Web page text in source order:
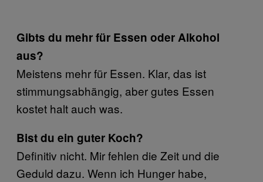
Gibts du mehr für Essen oder Alkohol
aus?
Meistens mehr für Essen. Klar, das ist
stimmungsabhängig, aber gutes Essen
kostet halt auch was.
Bist du ein guter Koch?
Definitiv nicht. Mir fehlen die Zeit und die
Geduld dazu. Wenn ich Hunger habe,